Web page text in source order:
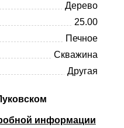
Дерево
25.00
Печное
Скважина
Другая
информации